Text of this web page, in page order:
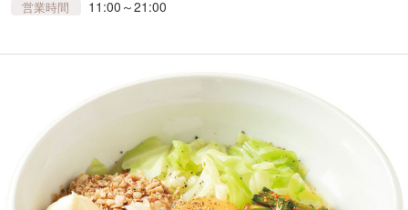
営業時間 11:00～21:00